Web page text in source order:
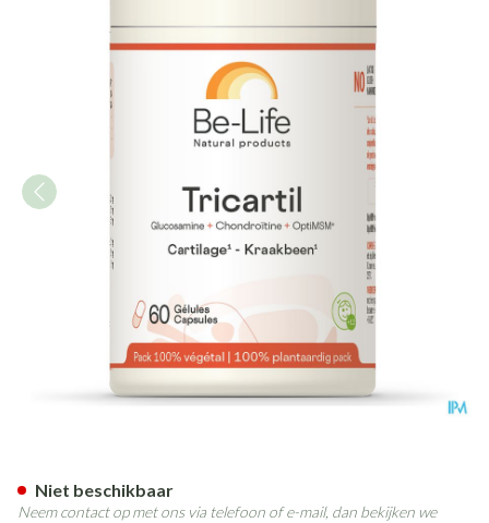
Niet beschikbaar
Neem contact op met ons via telefoon of e-mail, dan bekijken we